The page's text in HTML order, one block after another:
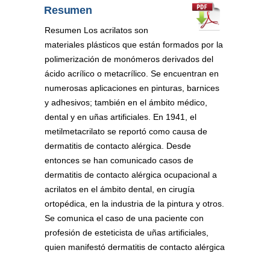
Resumen
Resumen Los acrilatos son
materiales plásticos que están formados por la
polimerización de monómeros derivados del
ácido acrílico o metacrílico. Se encuentran en
numerosas aplicaciones en pinturas, barnices
y adhesivos; también en el ámbito médico,
dental y en uñas artificiales. En 1941, el
metilmetacrilato se reportó como causa de
dermatitis de contacto alérgica. Desde
entonces se han comunicado casos de
dermatitis de contacto alérgica ocupacional a
acrilatos en el ámbito dental, en cirugía
ortopédica, en la industria de la pintura y otros.
Se comunica el caso de una paciente con
profesión de esteticista de uñas artificiales,
quien manifestó dermatitis de contacto alérgica